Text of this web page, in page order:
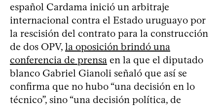
español Cardama inició un arbitraje
internacional contra el Estado uruguayo por
la rescisión del contrato para la construcción
de dos OPV, la oposición brindó una
conferencia de prensa en la que el diputado
blanco Gabriel Gianoli señaló que así se
confirma que no hubo “una decisión en lo
técnico”, sino “una decisión política, de